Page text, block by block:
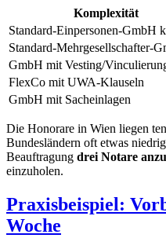
Komplexität
Standard-Einpersonen-GmbH
Standard-Mehrgesellschafter-
GmbH mit Vesting/
FlexCo mit UWA-Klauseln
GmbH mit Sacheinlagen
Die Honorare in Wien liegen
Bundesländern oft etwas
Beauftragung drei Notare
einzuholen.
Praxisbeispiel:
Woche